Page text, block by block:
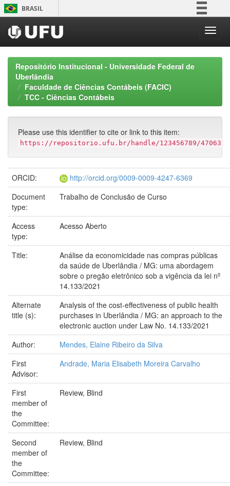
Skip
navigation
BRASIL
Participe
Acesso à informação
Legislação
Repositório Institucional - Universidade Federal de
Uberlândia
Faculdade de Ciências Contábeis (FACIC)
TCC - Ciências Contábeis
Please use this identifier to cite or link to this item:
https://repositorio.ufu.br/handle/123456789/47063
ORCID:
http://orcid.org/0009-0009-4247-6369
Document
type:
Trabalho de Conclusão de Curso
Access
type:
Acesso Aberto
Title:
Análise da economicidade nas compras públicas
da saúde de Uberlândia / MG: uma abordagem
sobre o pregão eletrônico sob a vigência da lei nº
14.133/2021
Alternate
title (s):
Analysis of the cost-effectiveness of public health
purchases in Uberlândia / MG: an approach to the
electronic auction under Law No. 14.133/2021
Author:
Mendes, Elaine Ribeiro da Silva
First
Advisor:
Andrade, Maria Elisabeth Moreira Carvalho
First
member of
the
Committee:
Review, Blind
Second
member of
the
Committee:
Review, Blind